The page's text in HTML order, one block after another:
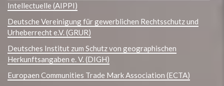
Intellectuelle (AIPPI)
Deutsche Vereinigung für gewerblichen Rechtsschutz und
Urheberrecht e.V. (GRUR)
Deutsches Institut zum Schutz von geographischen
Herkunftsangaben e. V. (DIGH)
Europaen Communities Trade Mark Association (ECTA)